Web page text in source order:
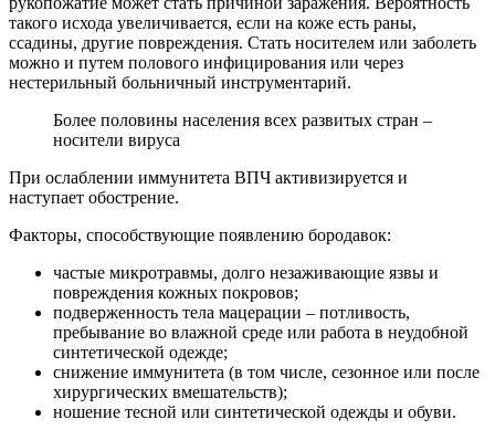
такого исхода увеличивается, если на коже есть раны,
ссадины, другие повреждения. Стать носителем или заболеть
можно и путем полового инфицирования или через
нестерильный больничный инструментарий.
Более половины населения всех развитых стран –
носители вируса
При ослаблении иммунитета ВПЧ активизируется и
наступает обострение.
Факторы, способствующие появлению бородавок:
частые микротравмы, долго незаживающие язвы и
повреждения кожных покровов;
подверженность тела мацерации – потливость,
пребывание во влажной среде или работа в неудобной
синтетической одежде;
снижение иммунитета (в том числе, сезонное или после
хирургических вмешательств);
ношение тесной или синтетической одежды и обуви.